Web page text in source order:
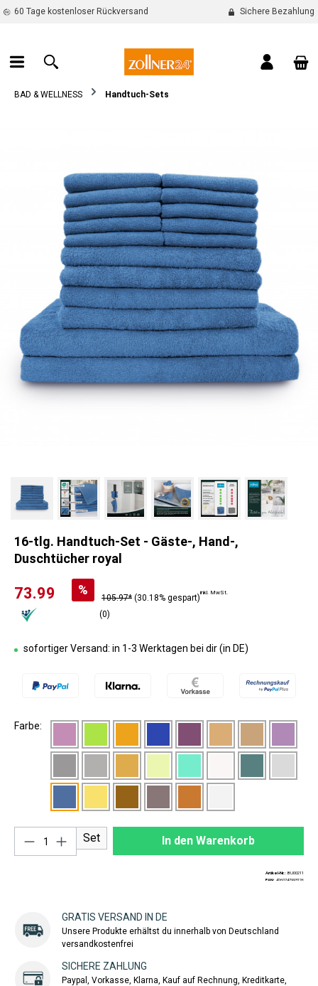
springen
60 Tage kostenloser Rückversand Sichere Bezahlung
BAD & WELLNESS Handtuch-Sets
16-tlg. Handtuch-Set - Gäste-, Hand-,
Duschtücher royal
73.99 %
105.97* (30.18% gespart)
inkl. MwSt.
(0)
sofortiger Versand: in 1-3 Werktagen bei dir (in DE)
Farbe:
Produkt Anzahl: Gib den gewünschten
Set In den Warenkorb
Artikel-Nr.: BU00211
EAN: 4260747993126
GRATIS VERSAND IN DE
Unsere Produkte erhältst du innerhalb von Deutschland
versandkostenfrei
SICHERE ZAHLUNG
Paypal, Vorkasse, Klarna, Kauf auf Rechnung, Kreditkarte,